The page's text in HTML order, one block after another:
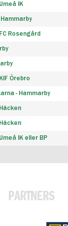
IK
Rosengård
Örebro
- Hammarby
IK eller BP
PARTNERS